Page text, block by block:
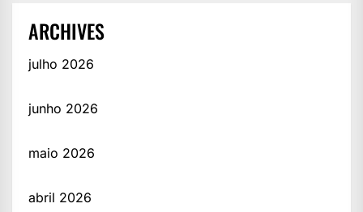
ARCHIVES
julho 2026
junho 2026
maio 2026
abril 2026